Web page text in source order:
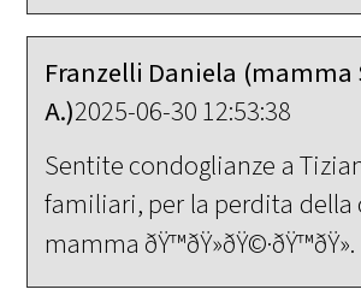
Franzelli Daniela (mamma
A.)2025-06-30 12:53:38
Sentite condoglianze a
familiari, per la perdita della
mamma ðŸ™ðŸ»ðŸ©·ðŸ™ðŸ».